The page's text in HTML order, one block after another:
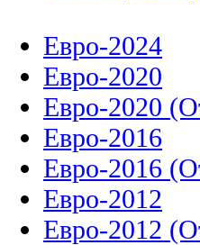
Евро-2024
Евро-2020
Евро-2020
Евро-2016
Евро-2016
Евро-2012
Евро-2012